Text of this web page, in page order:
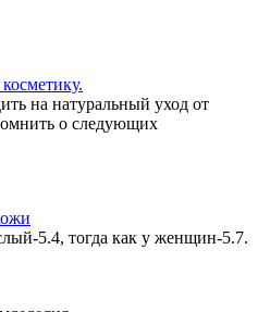
на натуральный уход от
о следующих
5.4, тогда как у женщин-5.7.